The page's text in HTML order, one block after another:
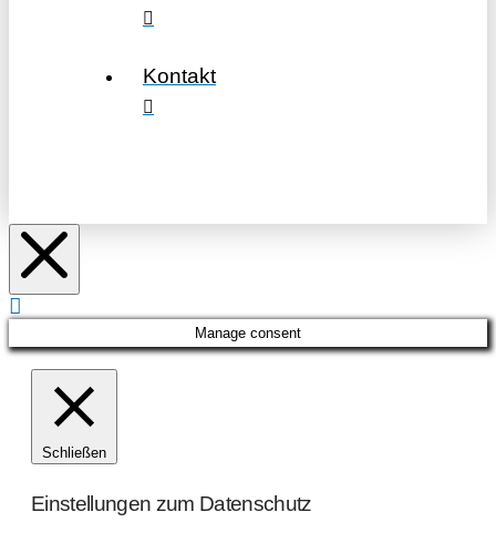
Kontakt
Manage consent
Schließen
Einstellungen zum Datenschutz